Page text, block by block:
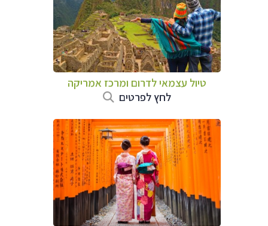
טיול עצמאי לדרום ומרכז אמריקה
לחץ לפרטים